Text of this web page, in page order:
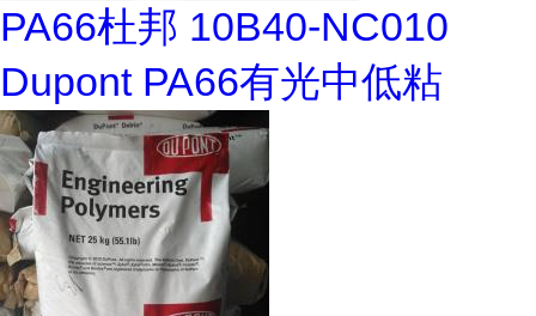
PA66杜邦 10B40-NC010
Dupont PA66有光中低粘